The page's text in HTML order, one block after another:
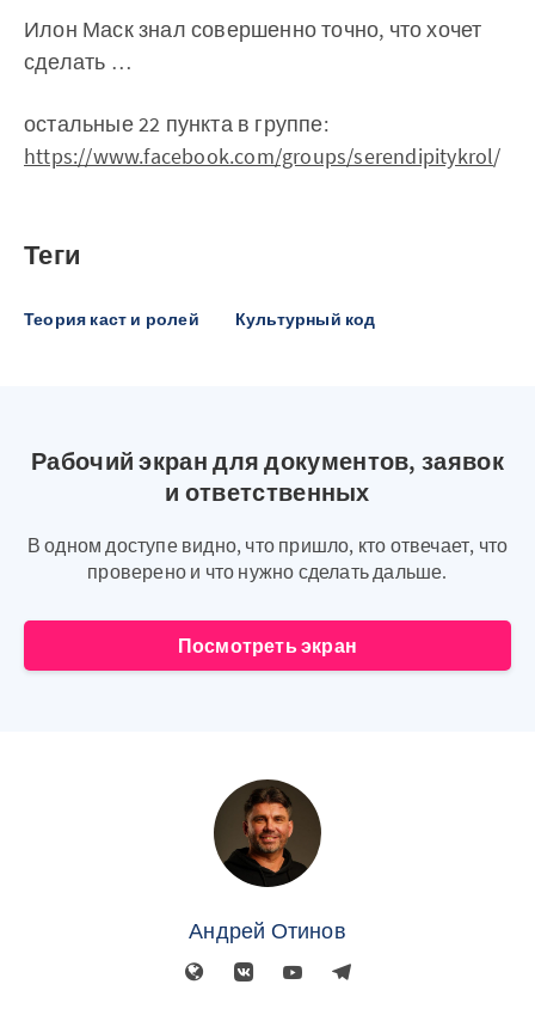
Илон Маск знал совершенно точно, что хочет
сделать …
остальные 22 пункта в группе:
https://www.facebook.com/groups/serendipitykrol/
Теги
Теория каст и ролей Культурный код
Рабочий экран для документов, заявок
и ответственных
В одном доступе видно, что пришло, кто отвечает, что
проверено и что нужно сделать дальше.
Посмотреть экран
Андрей Отинов